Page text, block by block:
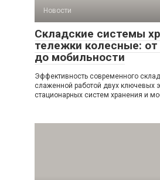
Новости
Складские системы
тележки колесные:
до мобильности
Эффективность современного
слаженной работой двух ключевых
стационарных систем хранения и